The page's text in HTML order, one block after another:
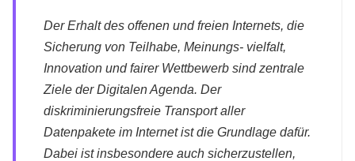
Der Erhalt des offenen und freien Internets, die
Sicherung von Teilhabe, Meinungs- vielfalt,
Innovation und fairer Wettbewerb sind zentrale
Ziele der Digitalen Agenda. Der
diskriminierungsfreie Transport aller
Datenpakete im Internet ist die Grundlage dafür.
Dabei ist insbesondere auch sicherzustellen,